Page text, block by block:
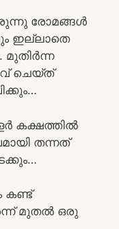
രോമങ്ങൾ
ഇല്ലാതെ
മുതിർന്ന
ചെയ്ത്
കക്ഷത്തിൽ
തന്നത്
കണ്ട്
മുതൽ ഒരു